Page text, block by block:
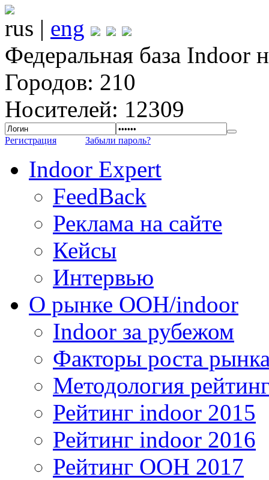
rus | eng
Федеральная база Indoor
Городов: 210
Носителей: 12309
Регистрация Забыли пароль?
Indoor Expert
FeedBack
Реклама на сайте
Кейсы
Интервью
О рынке OOH/indoor
Indoor за рубежом
Факторы роста
Методология
Рейтинг indoor 2015
Рейтинг indoor 2016
Рейтинг OOH 2017